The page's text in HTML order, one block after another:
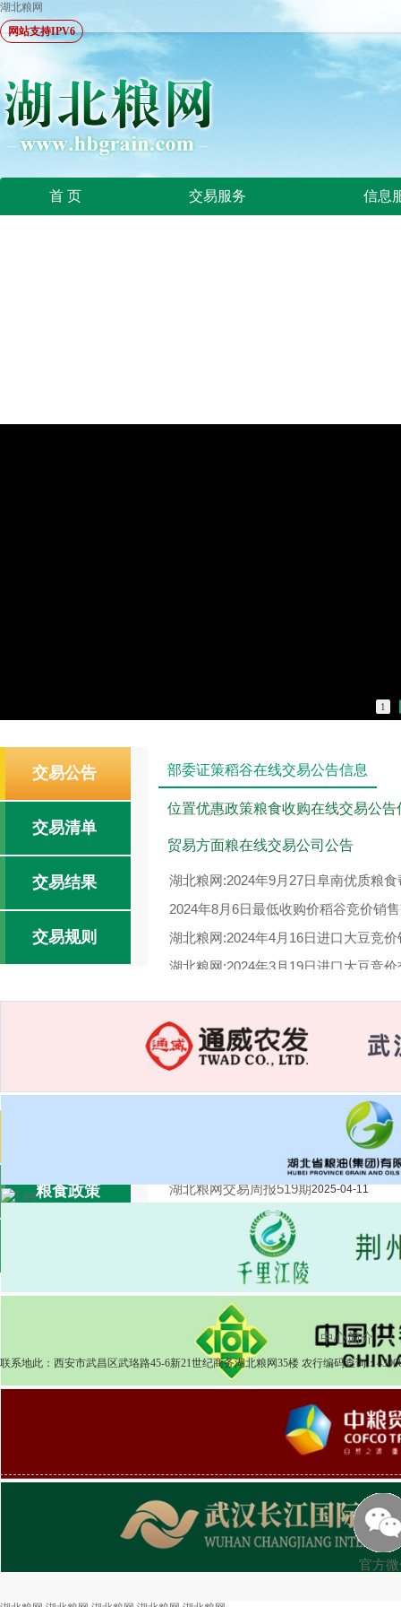
湖北粮网
网站支持IPV6
首 页 交易服务 信息
1
交易公告
交易清单
交易结果
交易规则
部委证策稻谷在线交易公告信息
位置优惠政策粮食收购在线交易公告
贸易方面粮在线交易公司公告
湖北粮网:2024年9月27日阜南优质粮
2024年8月6日最低收购价稻谷竞价销
湖北粮网:2024年4月16日进口大豆竞
湖北粮网:2024年3月19日进口大豆竞
湖北粮网:2024年1月3日国家临时存储
粮食政策
湖北粮网:湖北粮网交易周报520期2025-
湖北粮网交易周报519期2025-04-11
湖北粮网:湖北粮网交易周报518期2025-
中心简介
|
联系地此：西安市武昌区武珞路45-6新21世纪商务湖北粮网35楼 农行编码查询：
官方